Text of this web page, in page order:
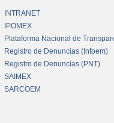
INTRANET
IPOMEX
Plataforma Nacional de
Registro de Denuncias (Infoem)
Registro de Denuncias (PNT)
SAIMEX
SARCOEM